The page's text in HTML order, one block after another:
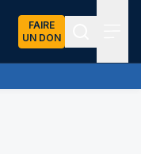
FAIRE
UN DON
ternissant plus ou